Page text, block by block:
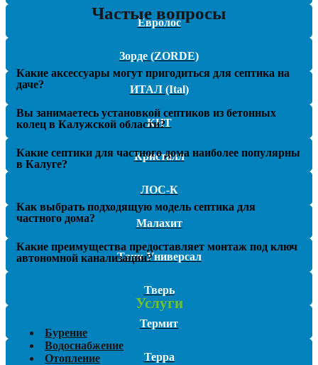
Евролос
Зорде (ZORDE)
ИТАЛ (Ital)
КИТ
Кристалл
ЛОС-К
Малахит
Танк Универсал
Тверь
Термит
Терра
Частые вопросы
Какие аксессуары могут пригодиться для септика на
даче?
Вы занимаетесь установкой септиков из бетонных
колец в Калужской области?
Какие септики для частного дома наиболее популярны
в Калуге?
Как выбрать подходящую модель септика для
частного дома?
Какие преимущества предоставляет монтаж под ключ
автономной канализации?
Услуги
Бурение
Водоснабжение
Отопление